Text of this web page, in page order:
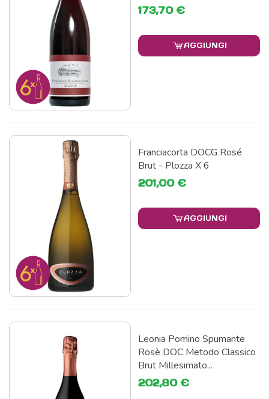
173,70 €
AGGIUNGI
Franciacorta DOCG Rosé
Brut - Plozza X 6
201,00 €
AGGIUNGI
Leonia Pomino Spumante
Rosè DOC Metodo Classico
Brut Millesimato...
202,80 €